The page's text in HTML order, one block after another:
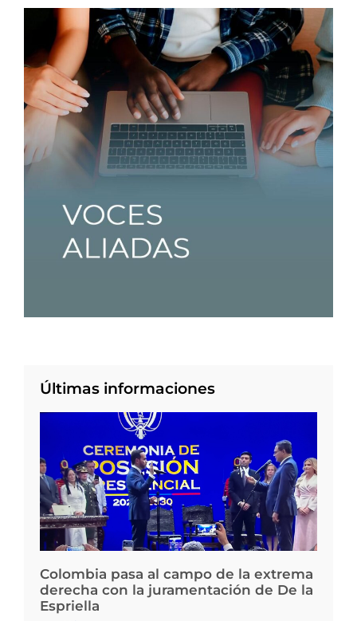
Últimas informaciones
Colombia pasa al campo de la extrema
derecha con la juramentación de De la
Espriella